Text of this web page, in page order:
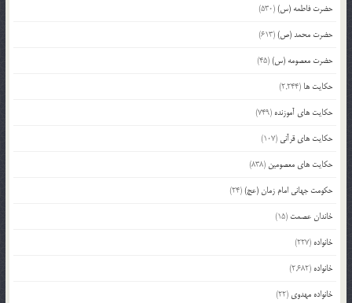
حضرت فاطمه (س)(530)
حضرت محمد (ص)(613)
حضرت معصومه (س)(45)
حکایت ها (2,244)
حکایت های آموزنده (749)
حکایت های قرآنی (107)
حکایت های معصومین (838)
حکومت جهانی امام زمان (عج)(24)
خاندان عصمت (15)
خانواده (227)
خانواده (2,682)
خانواده مهدوی (22)